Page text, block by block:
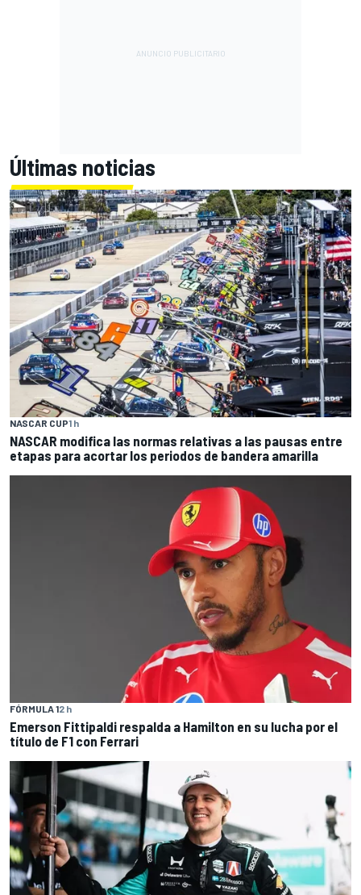
Últimas noticias
NASCAR CUP1 h
NASCAR modifica las normas relativas a las pausas entre
etapas para acortar los periodos de bandera amarilla
FÓRMULA 12 h
Emerson Fittipaldi respalda a Hamilton en su lucha por el
título de F1 con Ferrari